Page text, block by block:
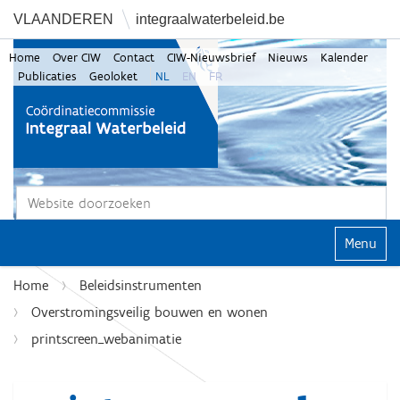
VLAANDEREN integraalwaterbeleid.be
Zoek
Home Over CIW Contact CIW-Nieuwsbrief Nieuws
Kalender
Publicaties
Geoloket NL EN FR
Klap
Home
Beleidsinstrumenten
Overstromingsveilig bouwen en wonen
printscreen_webanimatie